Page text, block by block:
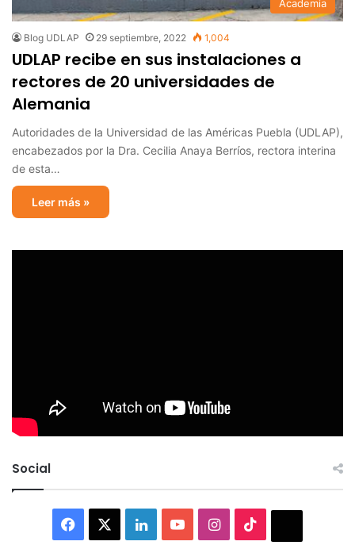
Academia
Blog UDLAP 29 septiembre, 2022 1,004
UDLAP recibe en sus instalaciones a
rectores de 20 universidades de
Alemania
Autoridades de la Universidad de las Américas Puebla (UDLAP),
encabezados por la Dra. Cecilia Anaya Berríos, rectora interina
de esta…
Leer más »
Social
Facebook LinkedInYouTubeInstagram